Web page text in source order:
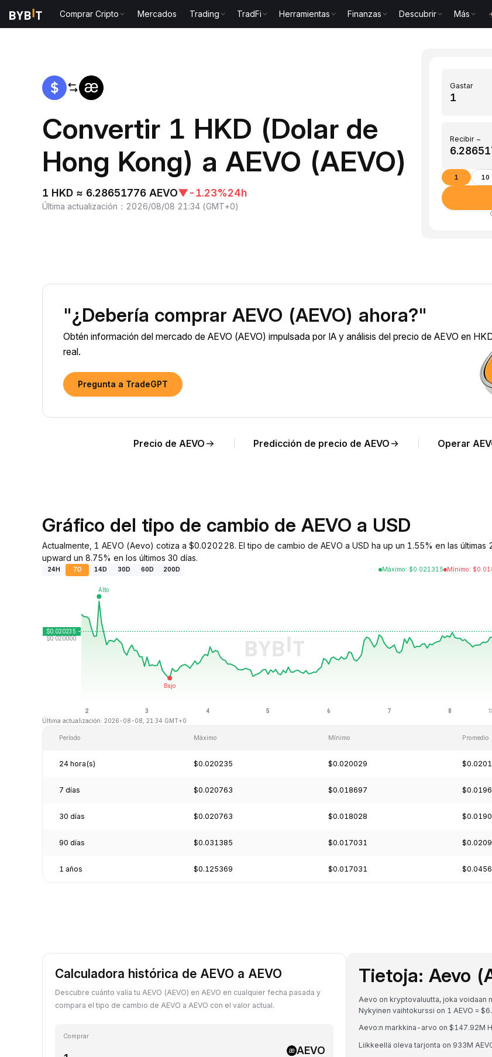
Comprar Cripto Mercados Trading TradFi Herramientas Finanzas Descubrir Más
Convertir 1 HKD (Dolar de
Hong Kong) a AEVO (AEVO)
1 HKD ≈ 6.28651776 AEVO▼-1.23%24h
Última actualización ： 2026/08/08 21:34 (GMT+0)
Gastar
Recibir ~
1 10
"¿Debería comprar AEVO (AEVO) ahora?"
Obtén información del mercado de AEVO (AEVO) impulsada por IA y análisis del precio de AEVO en
real.
Pregunta a TradeGPT
Precio de AEVO Predicción de precio de AEVO Operar
Gráfico del tipo de cambio de AEVO a USD
Actualmente, 1 AEVO (Aevo) cotiza a $0.020228. El tipo de cambio de AEVO a USD ha up un 1.55% en las
upward un 8.75% en los últimos 30 días.
24H 7D 14D 30D 60D 200D Máximo: $0.021315 Mínimo: $
Última actualización: 2026-08-08, 21:34 GMT+0
Período Máximo Mínimo Promedio
24 hora(s) $0.020235 $0.020029
7 días $0.020763 $0.018697
30 días $0.020763 $0.018028
90 días $0.031385 $0.017031
1 años $0.125369 $0.017031
Calculadora histórica de AEVO a AEVO
Descubre cuánto valía tu AEVO (AEVO) en AEVO en cualquier fecha pasada y
compara el tipo de cambio de AEVO a AEVO con el valor actual.
Comprar
AEVO
Tietoja: Aevo
Aevo on kryptovaluutta, joka voidaan
Nykyinen vaihtokurssi on 1 AEVO =
Aevo:n markkina-arvo on $147.92M
Liikkeellä oleva tarjonta on 933M